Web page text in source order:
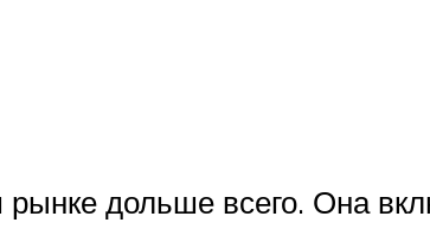
дольше всего. Она